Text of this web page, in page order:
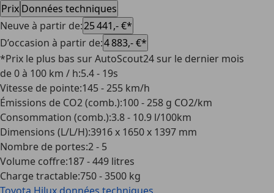
Prix Données techniques
Neuve à partir de:25 441,- €*
D’occasion à partir de:4 883,- €*
*Prix le plus bas sur AutoScout24 sur le dernier mois
de 0 à 100 km / h:5.4 - 19s
Vitesse de pointe:145 - 255 km/h
Émissions de CO2 (comb.):100 - 258 g CO2/km
Consommation (comb.):3.8 - 10.9 l/100km
Dimensions (L/L/H):3916 x 1650 x 1397 mm
Nombre de portes:2 - 5
Volume coffre:187 - 449 litres
Charge tractable:750 - 3500 kg